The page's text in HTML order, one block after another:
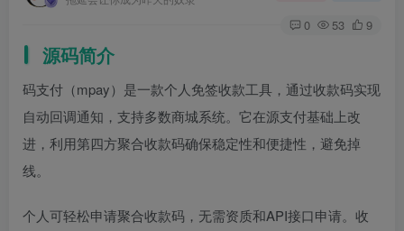
0 53 9
源码简介
码支付（mpay）是一款个人免签收款工具，通过收款码实现
自动回调通知，支持多数商城系统。它在源支付基础上改
进，利用第四方聚合收款码确保稳定性和便捷性，避免掉
线。
个人可轻松申请聚合收款码，无需资质和API接口申请。收